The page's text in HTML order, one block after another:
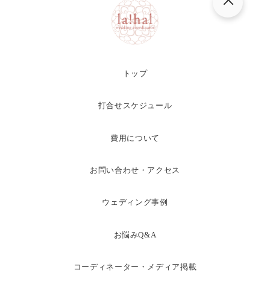
トップ
打合せスケジュール
費用について
お問い合わせ・アクセス
ウェディング事例
お悩みQ&A
コーディネーター・メディア掲載